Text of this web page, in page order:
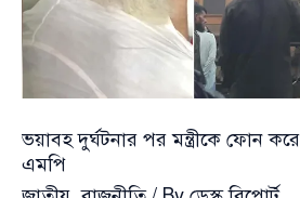
ভয়াবহ দুর্ঘটনার পর মন্ত্রীকে ফোন
এমপি